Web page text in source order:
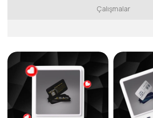
Çalışmalar
Web Tasarım
Kurumsal Kimlik Tasarımı
Katalog Tasarımı
Sosyal Medya Paylaşımları